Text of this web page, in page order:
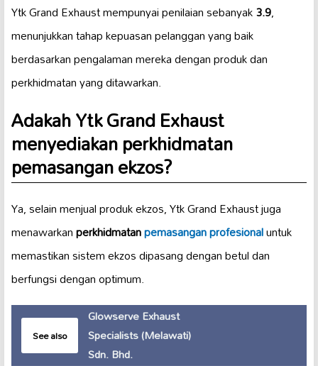
Ytk Grand Exhaust mempunyai penilaian sebanyak3.9,
menunjukkan tahap kepuasan pelanggan yang baik
berdasarkan pengalaman mereka dengan produk dan
perkhidmatan yang ditawarkan.
Adakah Ytk Grand Exhaust
menyediakan perkhidmatan
pemasangan ekzos?
Ya, selain menjual produk ekzos, Ytk Grand Exhaust juga
menawarkanperkhidmatanpemasangan profesionaluntuk
memastikan sistem ekzos dipasang dengan betul dan
berfungsi dengan optimum.
See also
Glowserve Exhaust
Specialists (Melawati)
Sdn. Bhd.